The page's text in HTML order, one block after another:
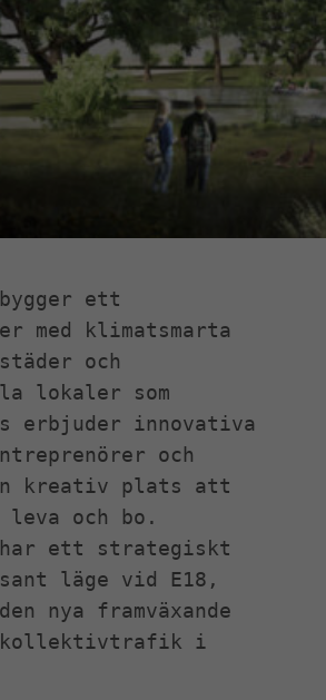
ett
med klimatsmarta
och
lokaler som
erbjuder innovativa
och
kreativ plats att
leva och bo.
ett strategiskt
läge vid E18,
nya framväxande
kollektivtrafik i